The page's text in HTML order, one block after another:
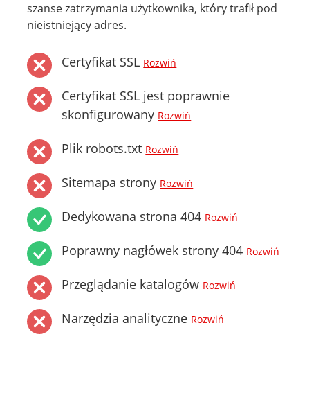
szanse zatrzymania użytkownika, który trafił pod
nieistniejący adres.
Certyfikat SSL Rozwiń
Certyfikat SSL jest poprawnie
skonfigurowany Rozwiń
Plik robots.txt Rozwiń
Sitemapa strony Rozwiń
Dedykowana strona 404 Rozwiń
Poprawny nagłówek strony 404 Rozwiń
Przeglądanie katalogów Rozwiń
Narzędzia analityczne Rozwiń